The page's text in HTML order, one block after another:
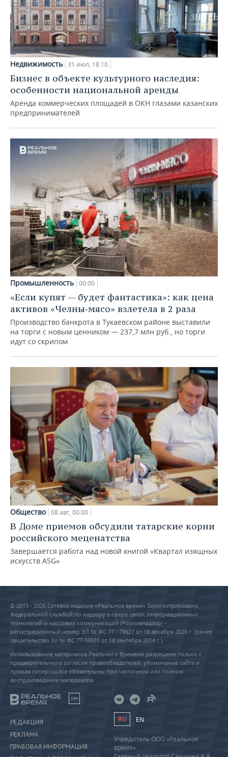
Недвижимость 31 июл, 18:10
Бизнес в объекте культурного наследия:
особенности национальной аренды
Аренда коммерческих площадей в ОКН глазами казанских
предпринимателей
Промышленность 00:00
«Если купят — будет фантастика»: как цена
активов «Челны‑мясо» взлетела в 2 раза
Производство банкрота в Тукаевском районе выставили
на торги с новым ценником — 237,7 млн руб., но торги
идут со скрипом
Общество 08 авг, 00:00
В Доме приемов обсудили татарские корни
российского меценатства
Завершается работа над новой книгой «Квартал изящных
искусств ASG»
© 2015 - 2026 Сетевое издание «Реальное время» Зарегистрировано
Федеральной службой по надзору в сфере связи, информационных
технологий и массовых коммуникаций (Роскомнадзор) –
регистрационный номер ЭЛ № ФС 77 - 79627 от 18 декабря 2020 г. (ранее
свидетельство Эл № ФС 77-59331 от 18 сентября 2014 г.)
Использование материалов Реального Времени разрешено только с
предварительного согласия правообладателей, упоминание сайта и
прямая гиперссылка обязательны при частичном или полном
воспроизведении материалов.
18+
РЕДАКЦИЯ
РЕКЛАМА
ПРАВОВАЯ ИНФОРМАЦИЯ
RU EN
Учредитель ООО «Реальное
время»